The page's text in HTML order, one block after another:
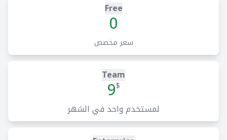
Free
0
سعر مخصص
Team
$
9
لمستخدم واحد في الشهر